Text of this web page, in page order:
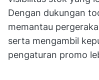
Dengan dukungan
memantau
serta mengambil
pengaturan promo